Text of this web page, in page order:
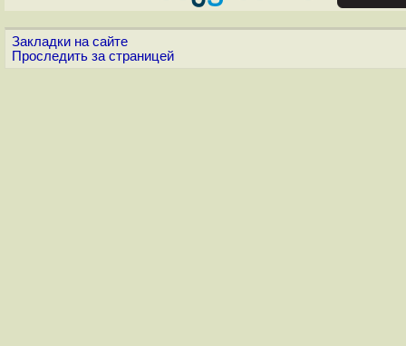
Закладки на сайте
Проследить за страницей